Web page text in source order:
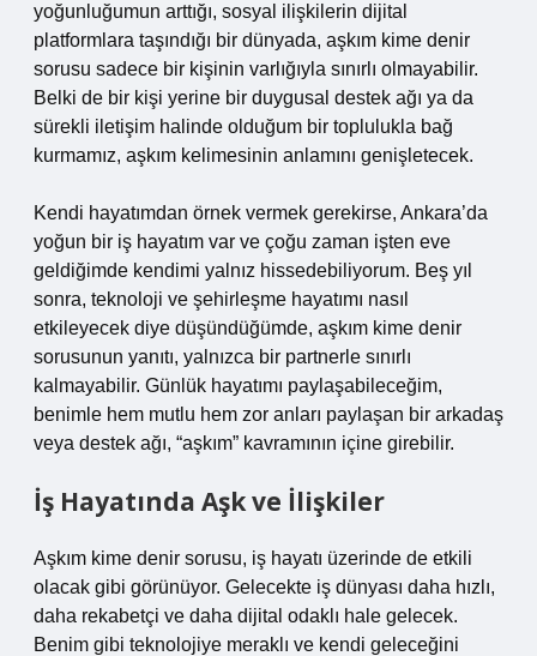
yoğunluğumun arttığı, sosyal ilişkilerin dijital
platformlara taşındığı bir dünyada, aşkım kime denir
sorusu sadece bir kişinin varlığıyla sınırlı olmayabilir.
Belki de bir kişi yerine bir duygusal destek ağı ya da
sürekli iletişim halinde olduğum bir toplulukla bağ
kurmamız, aşkım kelimesinin anlamını genişletecek.
Kendi hayatımdan örnek vermek gerekirse, Ankara’da
yoğun bir iş hayatım var ve çoğu zaman işten eve
geldiğimde kendimi yalnız hissedebiliyorum. Beş yıl
sonra, teknoloji ve şehirleşme hayatımı nasıl
etkileyecek diye düşündüğümde, aşkım kime denir
sorusunun yanıtı, yalnızca bir partnerle sınırlı
kalmayabilir. Günlük hayatımı paylaşabileceğim,
benimle hem mutlu hem zor anları paylaşan bir arkadaş
veya destek ağı, “aşkım” kavramının içine girebilir.
İş Hayatında Aşk ve İlişkiler
Aşkım kime denir sorusu, iş hayatı üzerinde de etkili
olacak gibi görünüyor. Gelecekte iş dünyası daha hızlı,
daha rekabetçi ve daha dijital odaklı hale gelecek.
Benim gibi teknolojiye meraklı ve kendi geleceğini